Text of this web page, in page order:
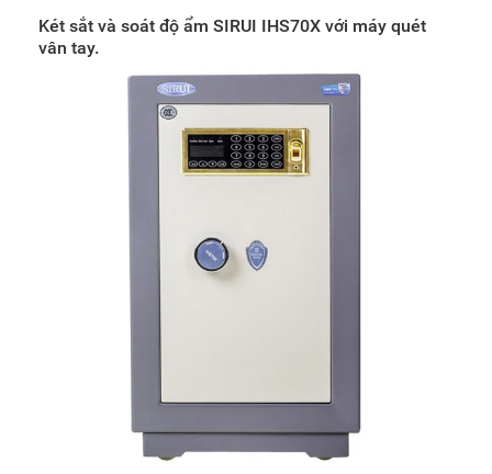
Két sắt và soát độ ẩm SIRUI IHS70X với máy quét
vân tay.